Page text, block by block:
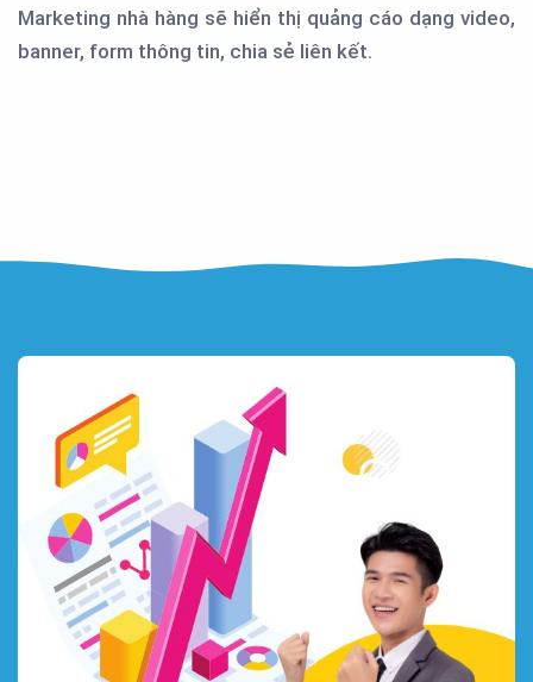
Marketing nhà hàng sẽ hiển thị quảng cáo dạng video,
banner, form thông tin, chia sẻ liên kết.